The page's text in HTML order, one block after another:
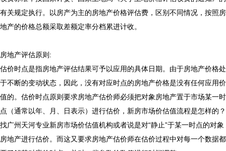
有关规定执行。以房产为主的房地产价格评估费，区别不同情况，按照房
地产的价格总额采取差额定率分档累进计收。
房地产评估原则:
估价时点是指房地产评估结果可予以应用的具体日期。由于房地产价格处
于不断的变动状态，因此，没有对应时点的房地产价格是没有任何应用价
值的。估价时点原则要求房地产估价师必须把对象房地产置于市场某一时
点（通常以年、月、日表示）进行估价， 新房市场价估值流程是怎样的？
找广州天河专业新房市场价估值机构或者说是对“静止”于某一时点的对象
房地产进行估价。而这又要求房地产估价师在估价过程中对每一个数据都